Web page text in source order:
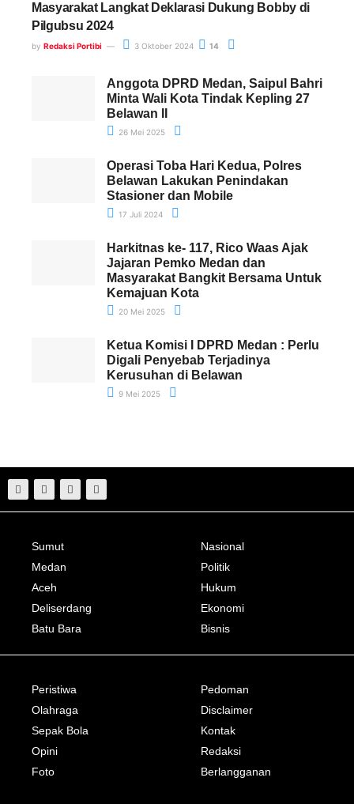
Masyarakat Langkat Deklarasi Dukung Bobby di
Pilgubsu 2024
by Redaksi Portibi 3 Oktober 2024 14
Anggota DPRD Medan, Saipul Bahri
Minta Wali Kota Tindak Kepling 27
Belawan II
26 Mei 2025
Operasi Toba Hari Kedua, Polres
Belawan Lakukan Penindakan
Stasioner dan Mobile
17 Juli 2024
Harkitnas ke- 117, Rico Waas Ajak
Jajaran Pemko Medan dan
Masyarakat Bangkit Bersama Untuk
Kemajuan Kota
20 Mei 2025
Ketua Komisi I DPRD Medan : Perlu
Digali Penyebab Terjadinya
Kerusuhan di Belawan
9 Mei 2025
Sumut
Medan
Aceh
Deliserdang
Batu Bara
Nasional
Politik
Hukum
Ekonomi
Bisnis
Peristiwa
Olahraga
Sepak Bola
Opini
Foto
Pedoman
Disclaimer
Kontak
Redaksi
Berlangganan